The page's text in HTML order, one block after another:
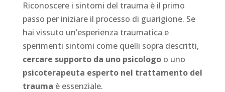
Riconoscere i sintomi del trauma è il primo
passo per iniziare il processo di guarigione. Se
hai vissuto un’esperienza traumatica e
sperimenti sintomi come quelli sopra descritti,
cercare supporto da uno psicologoo uno
psicoterapeuta esperto nel trattamento del
trauma è essenziale.